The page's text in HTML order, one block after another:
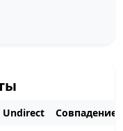
Undirect
Совпадение